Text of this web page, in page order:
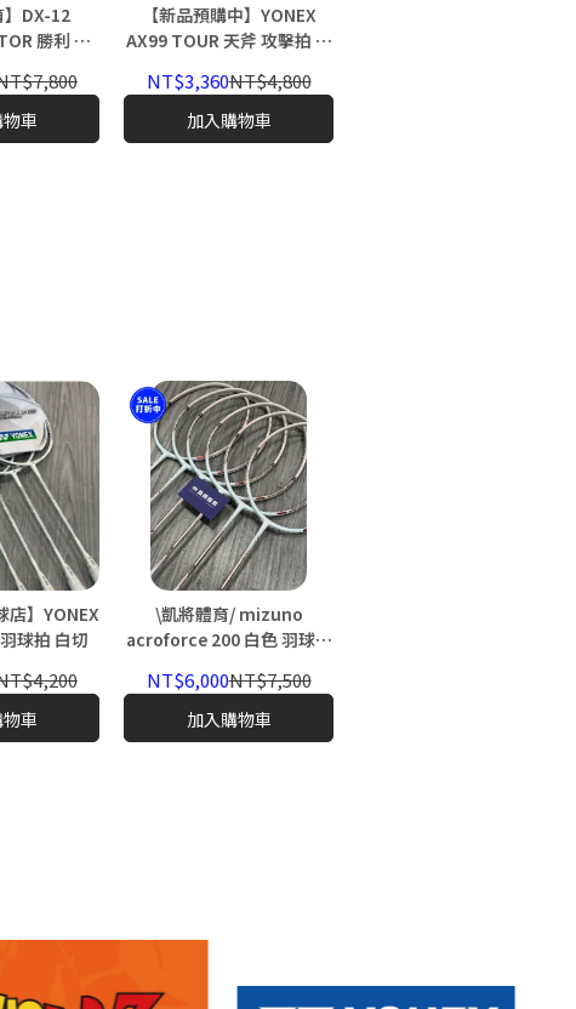
】DX-12
勝利 馭
車
【新品預購中】YONEX
AX99 TOUR 天斧 攻擊拍 羽
ASTROX 99 2025
NT$3,360NT$4,800
加入購物車
店】YONEX
NF nextage 羽球拍 白切
車
\凱將體育/ mizuno
acroforce 200 白色 羽球拍
本製 AF200 af200
NT$6,000NT$7,500
加入購物車